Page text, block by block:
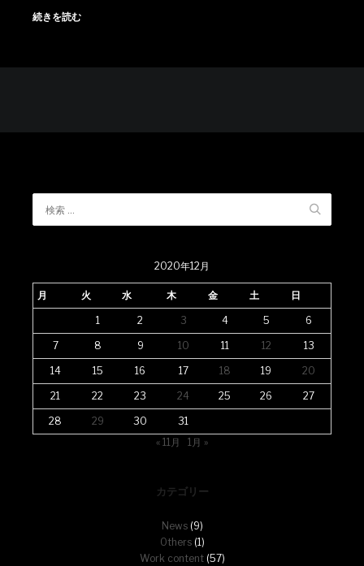
続きを読む
2020年12月
月 火 水 木 金 土 日
1 2 3 4 5 6
7 8 9 10 11 12 13
14 15 16 17 18 19 20
21 22 23 24 25 26 27
28 29 30
31
« 11月
1月 »
カテゴリー
News(9)
Others(1)
Work content(57)